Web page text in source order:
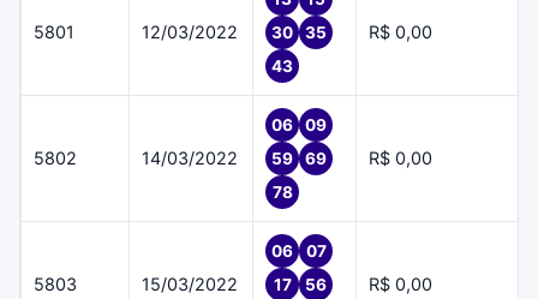
5801 12/03/2022
30
35
43
R$ 0,00
5802 14/03/2022
06
09
59
69
78
R$ 0,00
5803 15/03/2022
06
07
17
56
R$ 0,00